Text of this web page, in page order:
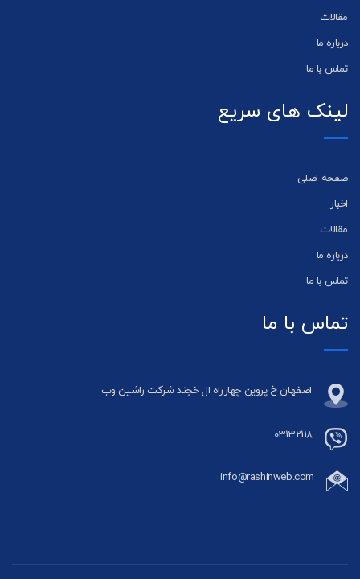
مقالات
درباره ما
تماس با ما
لینک های سریع
صفحه اصلی
اخبار
مقالات
درباره ما
تماس با ما
تماس با ما
اصفهان خ پروین چهارراه ال خجند شرکت راشین وب
03132118
info@rashinweb.com